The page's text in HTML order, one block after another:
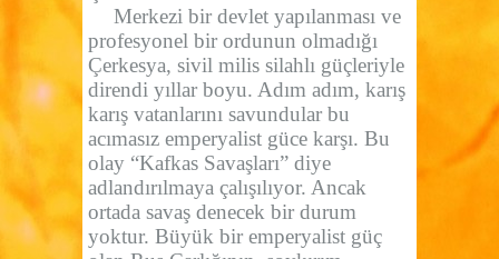
Merkezi bir devlet yapılanması ve
profesyonel bir ordunun olmadığı
Çerkesya, sivil milis silahlı güçleriyle
direndi yıllar boyu. Adım adım, karış
karış vatanlarını savundular bu
acımasız emperyalist güce karşı. Bu
olay “Kafkas Savaşları” diye
adlandırılmaya çalışılıyor. Ancak
ortada savaş denecek bir durum
yoktur. Büyük bir emperyalist güç